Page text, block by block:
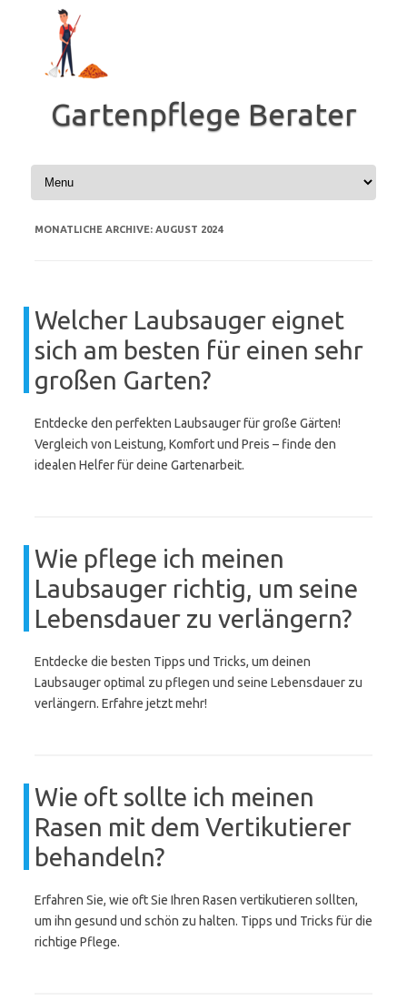
springen
Gartenpflege Berater
MONATLICHE ARCHIVE: AUGUST 2024
Welcher Laubsauger eignet
sich am besten für einen sehr
großen Garten?
Entdecke den perfekten Laubsauger für große Gärten!
Vergleich von Leistung, Komfort und Preis – finde den
idealen Helfer für deine Gartenarbeit.
Wie pflege ich meinen
Laubsauger richtig, um seine
Lebensdauer zu verlängern?
Entdecke die besten Tipps und Tricks, um deinen
Laubsauger optimal zu pflegen und seine Lebensdauer zu
verlängern. Erfahre jetzt mehr!
Wie oft sollte ich meinen
Rasen mit dem Vertikutierer
behandeln?
Erfahren Sie, wie oft Sie Ihren Rasen vertikutieren sollten,
um ihn gesund und schön zu halten. Tipps und Tricks für die
richtige Pflege.